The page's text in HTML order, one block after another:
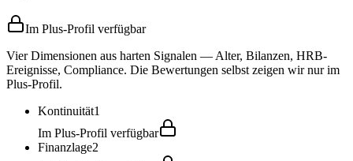
Im Plus-Profil verfügbar
Vier Dimensionen aus harten Signalen — Alter, Bilanzen, HRB-
Ereignisse, Compliance. Die Bewertungen selbst zeigen wir nur im
Plus-Profil.
Kontinuität1
Im Plus-Profil verfügbar
Finanzlage2